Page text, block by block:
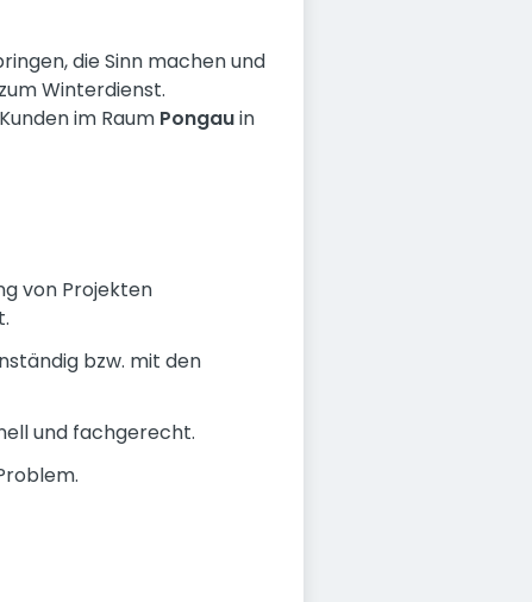
die Sinn machen und
Winterdienst.
im Raum Pongauin
von Projekten
bzw. mit den
und fachgerecht.